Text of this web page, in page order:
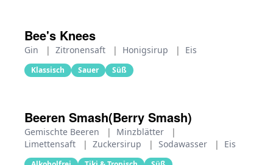
Bee's Knees
Gin | Zitronensaft | Honigsirup | Eis
Klassisch Sauer Süß
Beeren Smash(Berry Smash)
Gemischte Beeren | Minzblätter
|
Limettensaft
| Zuckersirup | Sodawasser | Eis